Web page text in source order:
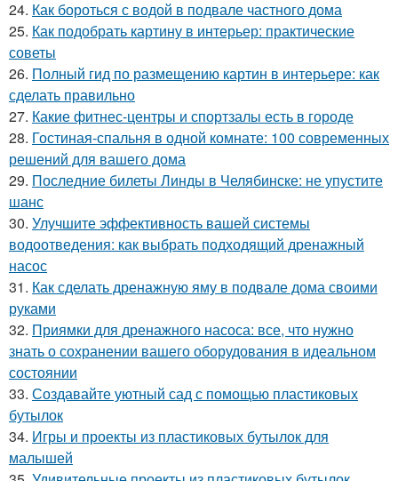
24. Как бороться с водой в подвале частного дома
25. Как подобрать картину в интерьер: практические
советы
26. Полный гид по размещению картин в интерьере: как
сделать правильно
27. Какие фитнес-центры и спортзалы есть в городе
28. Гостиная-спальня в одной комнате: 100 современных
решений для вашего дома
29. Последние билеты Линды в Челябинске: не упустите
шанс
30. Улучшите эффективность вашей системы
водоотведения: как выбрать подходящий дренажный
насос
31. Как сделать дренажную яму в подвале дома своими
руками
32. Приямки для дренажного насоса: все, что нужно
знать о сохранении вашего оборудования в идеальном
состоянии
33. Создавайте уютный сад с помощью пластиковых
бутылок
34. Игры и проекты из пластиковых бутылок для
малышей